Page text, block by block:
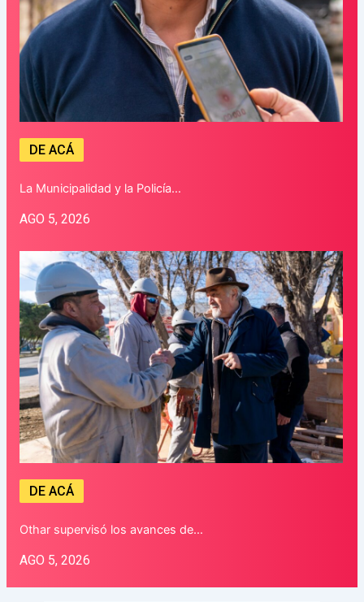
DE ACÁ
La Municipalidad y la Policía…
AGO 5, 2026
DE ACÁ
Othar supervisó los avances de…
AGO 5, 2026